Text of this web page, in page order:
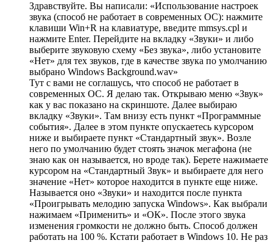
Здравствуйте. Вы написали: «Использование настроек
звука (способ не работает в современных ОС): нажмите
клавиши Win+R на клавиатуре, введите mmsys.cpl и
нажмите Enter. Перейдите на вкладку «Звуки» и либо
выберите звуковую схему «Без звука», либо установите
«Нет» для тех звуков, где в качестве звука по умолчанию
выбрано Windows Background.wav»
Тут с вами не соглашусь, что способ не работает в
современных ОС. Я делаю так. Открываю меню «Звук»
как у вас показано на скриншоте. Далее выбираю
вкладку «Звуки». Там внизу есть пункт «Программные
события». Далее в этом пункте опускаетесь курсором
ниже и выбираете пункт «Стандартный звук». Возле
него по умолчанию будет стоять значок мегафона (не
знаю как он называется, но вроде так). Берете нажимаете
курсором на «Стандартный Звук» и выбираете для него
значение «Нет» которое находится в пункте еще ниже.
Называется оно «Звуки» и находится после пункта
«Проигрывать мелодию запуска Windows». Как выбрали
нажимаем «Применить» и «ОК». После этого звука
изменения громкости не должно быть. Способ должен
работать на 100 %. Кстати работает в Windows 10. Не раз